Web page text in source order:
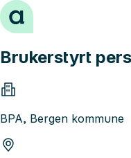
Hopp til innhold
Brukerstyrt
BPA, Bergen kommune